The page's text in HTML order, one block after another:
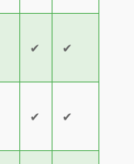
✔ ✔
✔ ✔